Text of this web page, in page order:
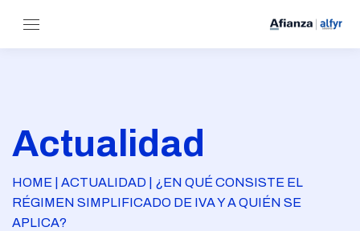
Actualidad
HOME | ACTUALIDAD | ¿EN QUÉ CONSISTE EL
RÉGIMEN SIMPLIFICADO DE IVA Y A QUIÉN SE
APLICA?